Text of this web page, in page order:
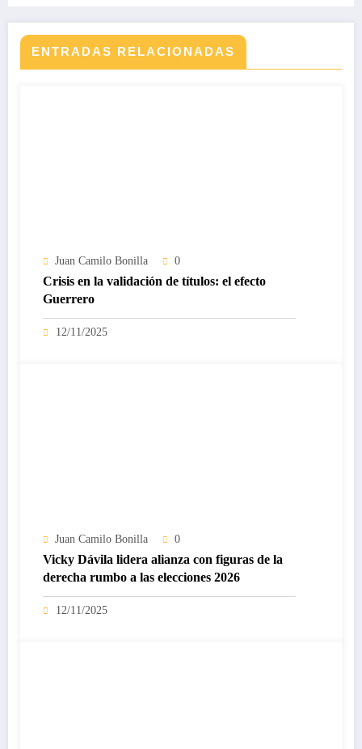
ENTRADAS RELACIONADAS
Juan Camilo Bonilla 0
Crisis en la validación de títulos: el efecto
Guerrero
12/11/2025
Juan Camilo Bonilla 0
Vicky Dávila lidera alianza con figuras de la
derecha rumbo a las elecciones 2026
12/11/2025